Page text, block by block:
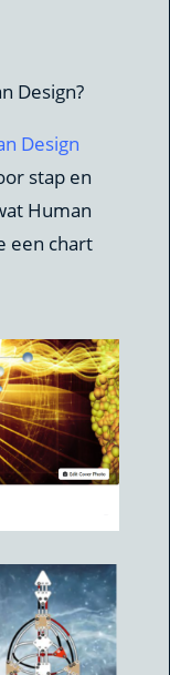
Design?
Design
stap en
Human
een chart